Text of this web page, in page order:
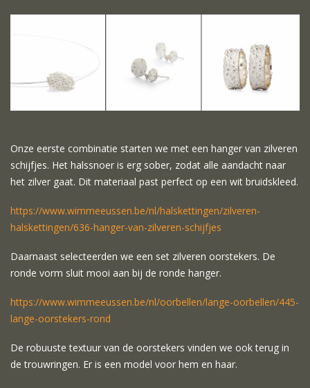
Onze eerste combinatie starten we met een hanger van zilveren
schijfjes. Het halssnoer is erg sober, zodat alle aandacht naar
het zilver gaat. Dit materiaal past perfect op een wit bruidskleed.
https://www.wimmeeussen.be/nl/halskettingen/zilveren-
halskettingen/636-hanger-van-zilveren-schijfjes
Daarnaast selecteerden we een set zilveren oorstekers. De
ronde vorm sluit mooi aan bij de ronde hanger.
https://www.wimmeeussen.be/nl/oorbellen/lange-oorbellen/445-
lange-oorstekers-rond
De robuuste textuur van de oorstekers vinden we ook terug in
de trouwringen. Er is een model voor hem en haar.